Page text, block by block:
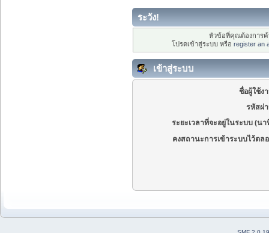
ระวัง!
หัวข้อที่คุณต้องการ
โปรดเข้าสู่ระบบ หรือ register an
เข้าสู่ระบบ
ชื่อผู้ใช้ง
รหัสผ่
ระยะเวลาที่จะอยู่ในระบบ (นา
คงสถานะการเข้าระบบไว้ตล